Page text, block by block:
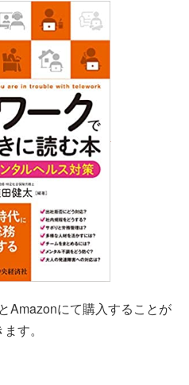
Amazonにて購入することが
す。